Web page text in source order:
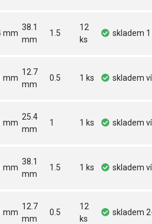
mm
38.1
mm
1.5
12
ks
skladem
mm
12.7
mm
0.5 1 ks skladem
mm
25.4
mm
1 1 ks skladem
mm
38.1
mm
1.5 1 ks skladem
mm
12.7
mm
0.5
12
ks
skladem